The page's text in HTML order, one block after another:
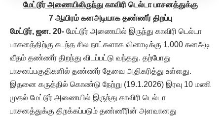
மேட்டூர் அணையிலிருந்து காவிரி டெல்டா பாசனத்துக்கு
7 ஆயிரம் கனஅடியாக தண்ணீர் திறப்பு
மேட்டூர், ஜன. 20- மேட்டூர் அணையில் இருந்து காவிரி டெல்டா
பாசனத்திற்கு கடந்த சில நாட்களாக வினாடிக்கு 1,000 கனஅடி
வீதம் தண்ணீர் திறந்து விடப்பட்டு வந்தது. தற்போது
பாசனப்பகுதிகளில் தண்ணீர் தேவை அதிகரித்து உள்ளது.
இதனை கருத்தில் கொண்டு நேற்று (19.1.2026) இரவு 10 மணி
முதல் மேட்டூர் அணையில் இருந்து காவிரி டெல்டா
பாசனத்துக்கு திறக்கப்படும் தண்ணீரின் அளவானது